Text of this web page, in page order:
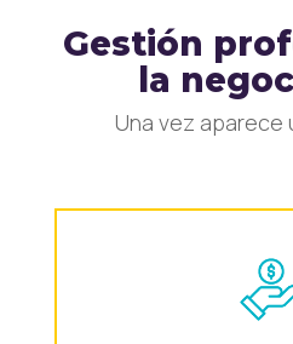
Gestión
la
Una vez aparece